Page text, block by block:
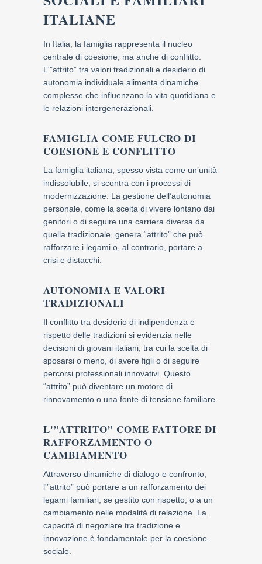
ITALIANE
In Italia, la famiglia rappresenta il nucleo
centrale di coesione, ma anche di conflitto.
L'”attrito” tra valori tradizionali e desiderio di
autonomia individuale alimenta dinamiche
complesse che influenzano la vita quotidiana e
le relazioni intergenerazionali.
FAMIGLIA COME FULCRO DI
COESIONE E CONFLITTO
La famiglia italiana, spesso vista come un’unità
indissolubile, si scontra con i processi di
modernizzazione. La gestione dell’autonomia
personale, come la scelta di vivere lontano dai
genitori o di seguire una carriera diversa da
quella tradizionale, genera “attrito” che può
rafforzare i legami o, al contrario, portare a
crisi e distacchi.
AUTONOMIA E VALORI
TRADIZIONALI
Il conflitto tra desiderio di indipendenza e
rispetto delle tradizioni si evidenzia nelle
decisioni di giovani italiani, tra cui la scelta di
sposarsi o meno, di avere figli o di seguire
percorsi professionali innovativi. Questo
“attrito” può diventare un motore di
rinnovamento o una fonte di tensione familiare.
L'”ATTRITO” COME FATTORE DI
RAFFORZAMENTO O
CAMBIAMENTO
Attraverso dinamiche di dialogo e confronto,
l'”attrito” può portare a un rafforzamento dei
legami familiari, se gestito con rispetto, o a un
cambiamento nelle modalità di relazione. La
capacità di negoziare tra tradizione e
innovazione è fondamentale per la coesione
sociale.